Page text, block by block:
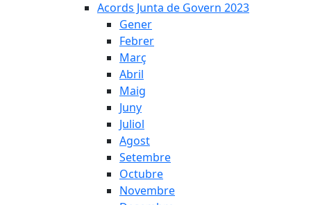
Acords Junta de Govern 2023
Gener
Febrer
Març
Abril
Maig
Juny
Juliol
Agost
Setembre
Octubre
Novembre